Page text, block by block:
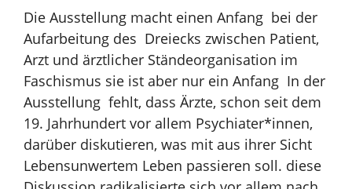
Die Ausstellung macht einen Anfang bei der
Aufarbeitung des Dreiecks zwischen Patient,
Arzt und ärztlicher Ständeorganisation im
Faschismus sie ist aber nur ein Anfang In der
Ausstellung fehlt, dass Ärzte, schon seit dem
19. Jahrhundert vor allem Psychiater*innen,
darüber diskutieren, was mit aus ihrer Sicht
Lebensunwertem Leben passieren soll. diese